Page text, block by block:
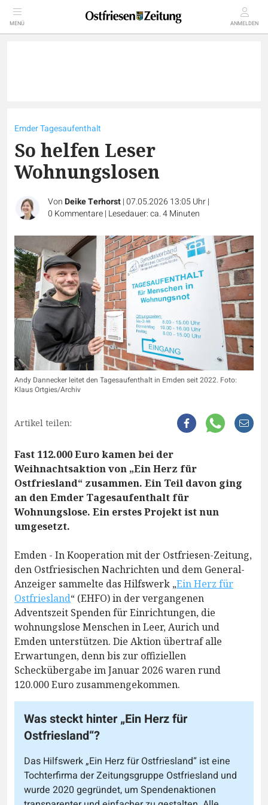
MENÜ ANMELDEN
Emder Tagesaufenthalt
So helfen Leser
Wohnungslosen
VonDeike Terhorst|07.05.2026 13:05 Uhr|
0 Kommentare| Lesedauer: ca. 4 Minuten
Andy Dannecker leitet den Tagesaufenthalt in Emden seit 2022. Foto:
Klaus Ortgies/Archiv
Artikel teilen:
Fast 112.000 Euro kamen bei der
Weihnachtsaktion von „Ein Herz für
Ostfriesland“ zusammen. Ein Teil davon ging
an den Emder Tagesaufenthalt für
Wohnungslose. Ein erstes Projekt ist nun
umgesetzt.
Emden - In Kooperation mit der Ostfriesen-Zeitung,
den Ostfriesischen Nachrichten und dem General-
Anzeiger sammelte das Hilfswerk „Ein Herz für
Ostfriesland“ (EHFO) in der vergangenen
Adventszeit Spenden für Einrichtungen, die
wohnungslose Menschen in Leer, Aurich und
Emden unterstützen. Die Aktion übertraf alle
Erwartungen, denn bis zur offiziellen
Scheckübergabe im Januar 2026 waren rund
120.000 Euro zusammengekommen.
Was steckt hinter „Ein Herz für
Ostfriesland“?
Das Hilfswerk „Ein Herz für Ostfriesland“ ist eine
Tochterfirma der Zeitungsgruppe Ostfriesland und
wurde 2020 gegründet, um Spendenaktionen